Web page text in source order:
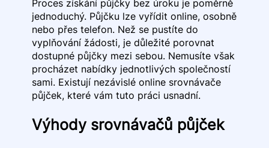
Proces získání půjčky bez úroku je poměrně
jednoduchý. Půjčku lze vyřídit online, osobně
nebo přes telefon. Než se pustíte do
vyplňování žádosti, je důležité porovnat
dostupné půjčky mezi sebou. Nemusíte však
procházet nabídky jednotlivých společností
sami. Existují nezávislé online srovnávače
půjček, které vám tuto práci usnadní.
Výhody srovnávačů půjček